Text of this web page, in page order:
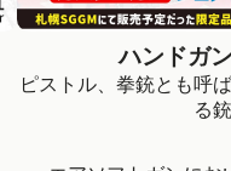
また、沖縄本島中部に暴風警
すことご了承ください。
*カスタムや修理、お問い合
ハンドガ
ピストル、拳銃とも呼
る